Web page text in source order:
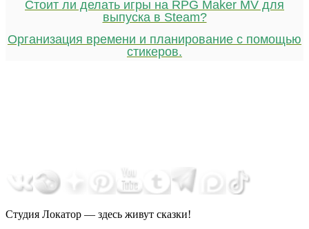
Стоит ли делать игры на RPG Maker MV для
выпуска в Steam?
Организация времени и планирование с помощью
стикеров.
Студия Локатор — здесь живут сказки!